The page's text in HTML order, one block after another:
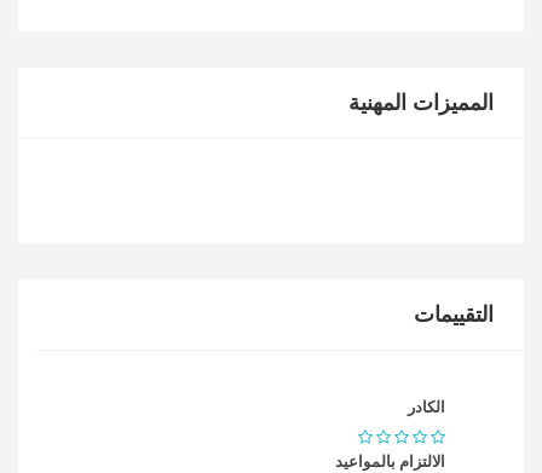
المميزات المهنية
التقييمات
الكادر
الالتزام بالمواعيد